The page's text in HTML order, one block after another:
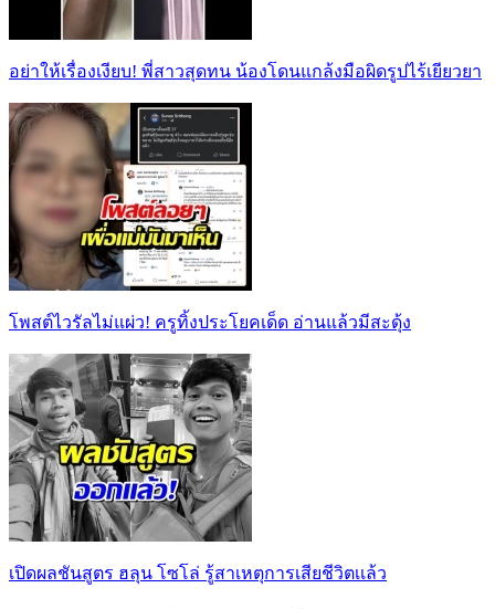
อย่าให้เรื่องเงียบ! พี่สาวสุดทน น้องโดนแกล้งมือผิดรูปไร้เยียวยา
โพสต์ไวรัลไม่แผ่ว! ครูทิ้งประโยคเด็ด อ่านแล้วมีสะดุ้ง
เปิดผลชันสูตร ฮลุน โซโล่ รู้สาเหตุการเสียชีวิตเเล้ว